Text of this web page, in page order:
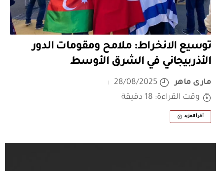
توسيع الانخراط: ملامح ومقومات الدور
الأذربيجاني في الشرق الأوسط
مارى ماهر
28/08/2025
وقت القراءة: 18 دقيقة
أقرأ المزيد